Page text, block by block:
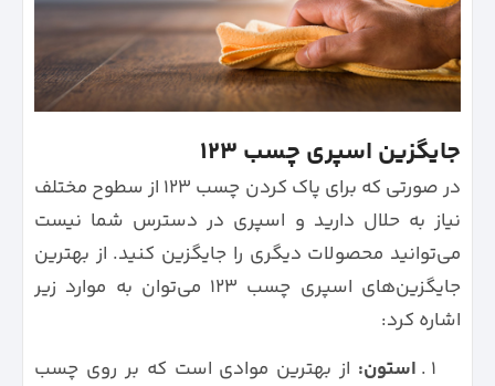
جایگزین اسپری چسب 123
در صورتی که برای پاک کردن چسب 123 از سطوح مختلف
نیاز به حلال دارید و اسپری در دسترس شما نیست
می‌توانید محصولات دیگری را جایگزین کنید. از بهترین
جایگزین‌های اسپری چسب 123 می‌توان به موارد زیر
اشاره کرد:
استون: از بهترین موادی است که بر روی چسب